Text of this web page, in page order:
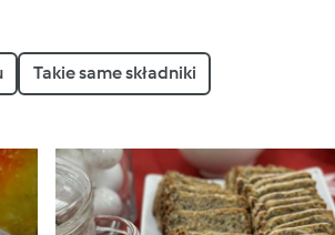
Takie same składniki